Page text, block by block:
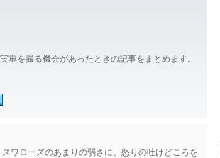
車を撮る機会があったときの記事をまとめます。
ワローズのあまりの弱さに、怒りの吐けどころを